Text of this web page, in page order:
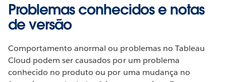
Problemas conhecidos e notas
de versão
Comportamento anormal ou problemas no Tableau
Cloud podem ser causados por um problema
conhecido no produto ou por uma mudança no